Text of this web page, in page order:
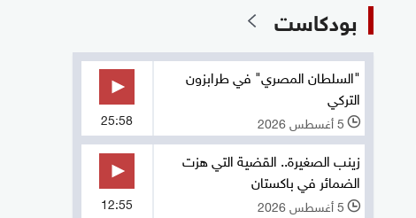
بودكاست
"السلطان المصري" في طرابزون
التركي
l 5 أغسطس 2026 25:58
زينب الصغيرة.. القضية التي هزت
الضمائر في باكستان
l 5 أغسطس 2026 12:55